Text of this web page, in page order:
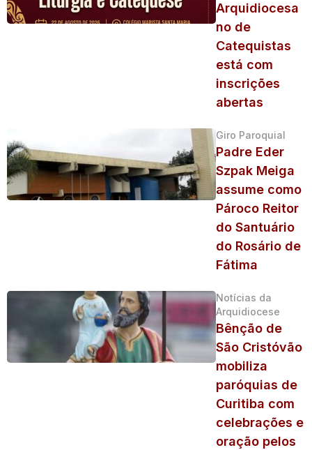
Arquidiocesa
no de
Catequistas
está com
inscrições
abertas
Giro Paroquial
Padre Eder
Szpak Meiga
assume como
Pároco Reitor
do Santuário
do Rosário de
Fátima
Notícias da
Arquidiocese
Bênção de
São Cristóvão
mobiliza
paróquias de
Curitiba com
celebrações e
oração pelos